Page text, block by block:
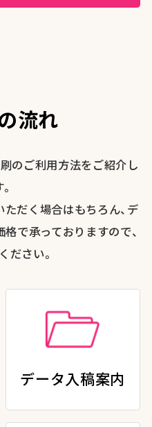
流れ
のご利用方法をご紹介し
だく場合はもちろん、デ
で承っておりますので、
ださい。
データ入稿案内